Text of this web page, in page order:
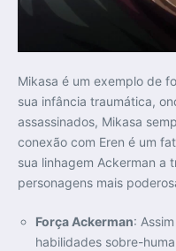
Mikasa é um exemplo de
sua infância traumática,
assassinados, Mikasa
conexão com Eren é um
sua linhagem Ackerman a
personagens mais
Força Ackerman:
habilidades sobre-